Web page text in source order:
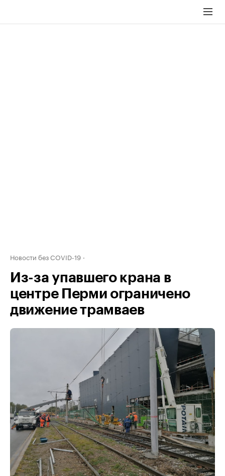
Новости без COVID-19
Из-за упавшего крана в
центре Перми ограничено
движение трамваев